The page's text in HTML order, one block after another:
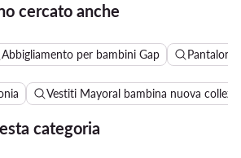
cercato anche
Abbigliamento per bambini Gap Pantaloni
Vestiti Mayoral bambina nuova
categoria